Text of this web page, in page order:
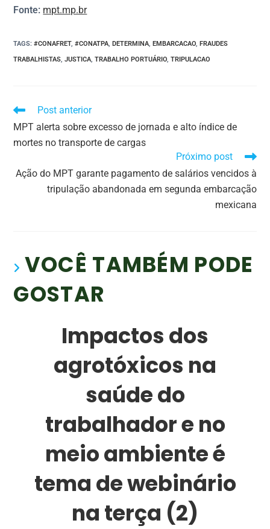
Fonte: mpt.mp.br
TAGS:#CONAFRET, #CONATPA, DETERMINA, EMBARCACAO, FRAUDES
TRABALHISTAS, JUSTICA, TRABALHO PORTUÁRIO, TRIPULACAO
Post anterior
MPT alerta sobre excesso de jornada e alto índice de
mortes no transporte de cargas
Próximo post
Ação do MPT garante pagamento de salários vencidos à
tripulação abandonada em segunda embarcação
mexicana
VOCÊ TAMBÉM PODE
GOSTAR
Impactos dos
agrotóxicos na
saúde do
trabalhador e no
meio ambiente é
tema de webinário
na terça (2)